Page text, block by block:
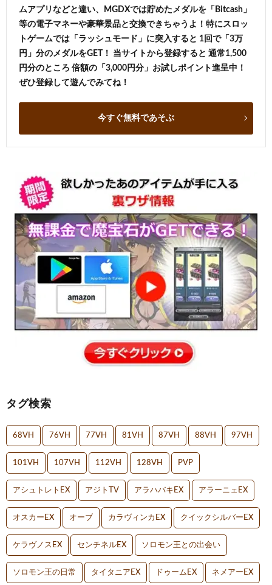
ムアプリなどと違い、MGDXでは貯めたメダルを「Bitcash」
等の電子マネーや豪華景品と交換できちゃうよ！特にスロッ
トゲームでは「ラッシュモード」に突入すると 1回で「3万
円」分のメダルをGET！ 当サイトから登録すると 通常1,500
円分のところ 倍額の「3,000円分」お試しポイント進呈中！
ぜひ登録して遊んでみてね！
今すぐ無料であそぶ
タグ検索
68VH 76VH 77VH 81VH 87VH 88VH 97VH
101VH 107VH 112VH 128VH PVP
アシュトレトEX アジトTV アラハバキEX アラーニェEX
オスカーEX オーブ カラヴィンカEX クイックシルバーEX
ケラヴノスEX センチネルEX ソロモン王との出会い
ソロモン王の日常 タイタニアEX ドゥームEX ネメアーEX